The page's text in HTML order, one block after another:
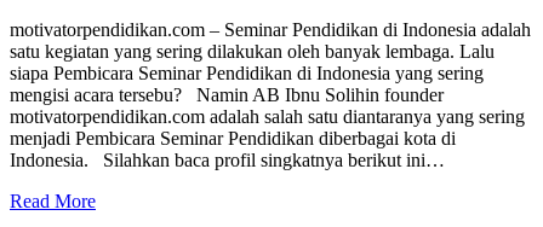
motivatorpendidikan.com – Seminar Pendidikan di Indonesia adalah
satu kegiatan yang sering dilakukan oleh banyak lembaga. Lalu
siapa Pembicara Seminar Pendidikan di Indonesia yang sering
mengisi acara tersebu? Namin AB Ibnu Solihin founder
motivatorpendidikan.com adalah salah satu diantaranya yang sering
menjadi Pembicara Seminar Pendidikan diberbagai kota di
Indonesia. Silahkan baca profil singkatnya berikut ini…
Read More